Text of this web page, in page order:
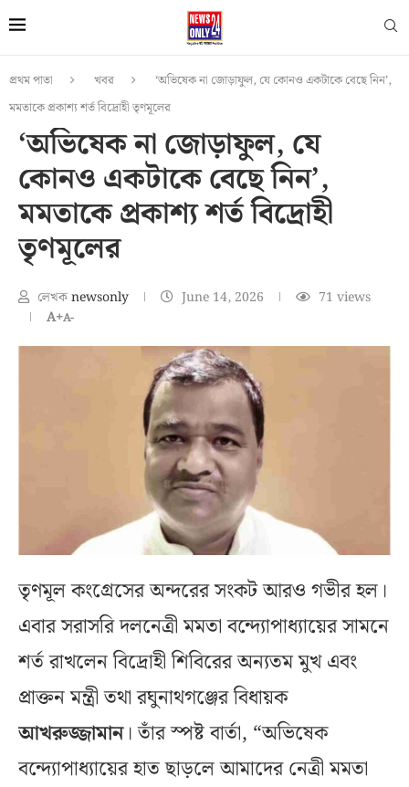
প্রথম পাতা খবর
‘অভিষেক না জোড়াফুল, যে কোনও একটাকে বেছে নিন’,
মমতাকে প্রকাশ্য শর্ত বিদ্রোহী তৃণমূলের
‘অভিষেক না জোড়াফুল, যে
কোনও একটাকে বেছে নিন’,
মমতাকে প্রকাশ্য শর্ত বিদ্রোহী
তৃণমূলের
লেখকnewsonly June 14, 2026 71 views
A+A-
তৃণমূল কংগ্রেসের অন্দরের সংকট আরও গভীর হল।
এবার সরাসরি দলনেত্রী মমতা বন্দ্যোপাধ্যায়ের সামনে
শর্ত রাখলেন বিদ্রোহী শিবিরের অন্যতম মুখ এবং
প্রাক্তন মন্ত্রী তথা রঘুনাথগঞ্জের বিধায়ক
আখরুজ্জামান। তাঁর স্পষ্ট বার্তা, “অভিষেক
বন্দ্যোপাধ্যায়ের হাত ছাড়লে আমাদের নেত্রী মমতা